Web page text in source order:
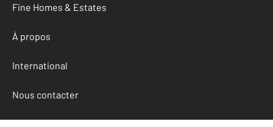
Fine Homes & Estates
À propos
International
Nous contacter